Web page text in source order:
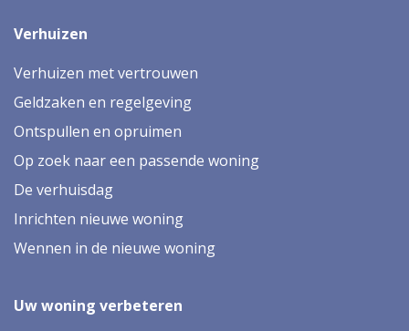
Verhuizen
Verhuizen met vertrouwen
Geldzaken en regelgeving
Ontspullen en opruimen
Op zoek naar een passende woning
De verhuisdag
Inrichten nieuwe woning
Wennen in de nieuwe woning
Uw woning verbeteren